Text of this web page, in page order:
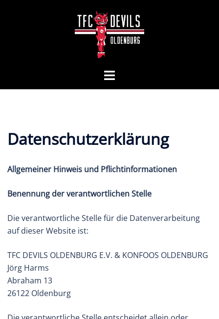
Menü
Datenschutzerklärung
Allgemeiner Hinweis und Pflichtinformationen
Benennung der verantwortlichen Stelle
Die verantwortliche Stelle für die Datenverarbeitung
auf dieser Website ist:
TFC DEVILS OLDENBURG E.V. & KONFOOS OLDENBURG
Jörg Harms
Abraham 13
26122 Oldenburg